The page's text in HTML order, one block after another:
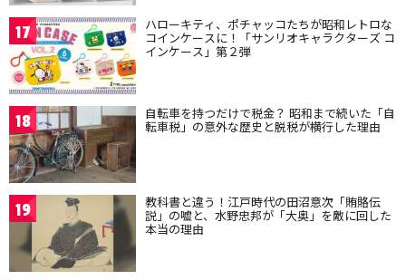
17 ハローキティ、ポチャッコたちが昭和レトロな
コインケースに！「サンリオキャラクターズ コ
インケース」第２弾
18 自転車を持つだけで税金？ 昭和まで続いた「自
転車税」の意外な歴史と脱税が横行した理由
19 教科書と違う！江戸時代の田沼意次「賄賂伝
説」の嘘と、水野忠邦が「大奥」を敵に回した
本当の理由